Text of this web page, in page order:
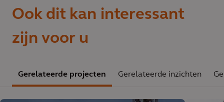
Ook dit kan interessant
zijn voor u
Gerelateerde projecten Gerelateerde inzichten